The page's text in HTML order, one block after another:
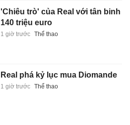
'Chiêu trò' của Real với tân binh
140 triệu euro
1 giờ trước Thể thao
Real phá kỷ lục mua Diomande
1 giờ trước Thể thao